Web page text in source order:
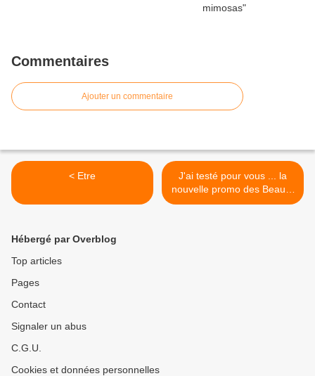
Commentaires
Ajouter un commentaire
< Etre
J'ai testé pour vous ... la
nouvelle promo des Beaux-
Arts de Paris >
Hébergé par Overblog
Top articles
Pages
Contact
Signaler un abus
C.G.U.
Cookies et données personnelles